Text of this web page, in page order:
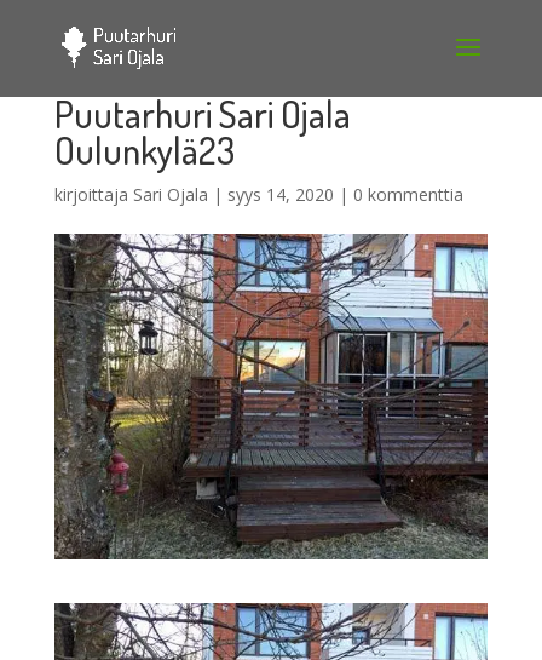
Puutarhuri Sari Ojala
Oulunkylä23
kirjoittaja Sari Ojala | syys 14, 2020 | 0 kommenttia